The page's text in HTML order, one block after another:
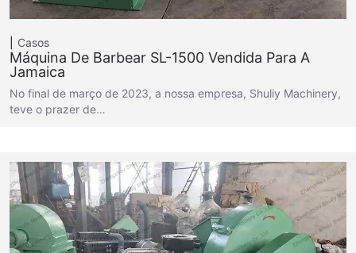
Casos
Máquina De Barbear SL-1500 Vendida Para A
Jamaica
No final de março de 2023, a nossa empresa, Shuliy Machinery,
teve o prazer de…